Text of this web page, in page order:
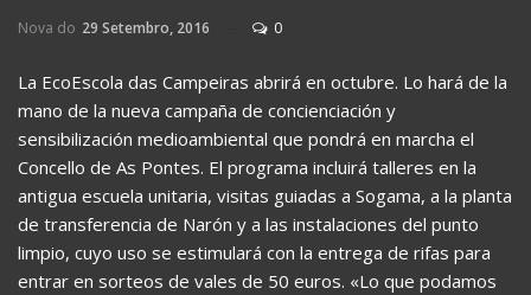
Nova do 29 Setembro, 2016 0
La EcoEscola das Campeiras abrirá en octubre. Lo hará de la
mano de la nueva campaña de concienciación y
sensibilización medioambiental que pondrá en marcha el
Concello de As Pontes. El programa incluirá talleres en la
antigua escuela unitaria, visitas guiadas a Sogama, a la planta
de transferencia de Narón y a las instalaciones del punto
limpio, cuyo uso se estimulará con la entrega de rifas para
entrar en sorteos de vales de 50 euros. «Lo que podamos